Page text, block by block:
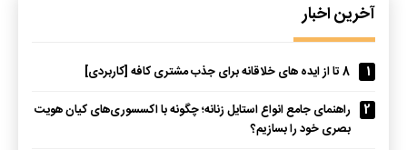
آخرین اخبار
1
8 تا از ایده های خلاقانه برای جذب مشتری کافه [کاربردی]
2
راهنمای جامع انواع استایل زنانه؛ چگونه با اکسسوری‌های کیان هویت
بصری خود را بسازیم؟